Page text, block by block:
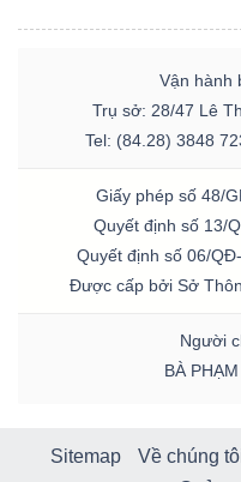
Vận hành
Trụ sở: 28/47 Lê
Tel: (84.28) 3848
Giấy phép số 48/
Quyết định số 13/
Quyết định số 06/
Được cấp bởi Sở
Người
BÀ
Sitemap Về chúng